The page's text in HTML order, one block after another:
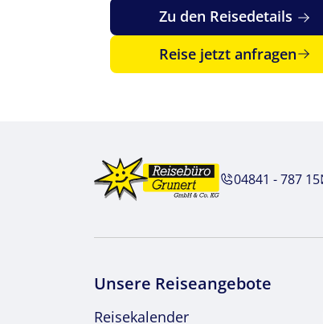
Zu den Reisedetails
Reise jetzt anfragen
04841 - 787 15
Unsere Reiseangebote
Reisekalender